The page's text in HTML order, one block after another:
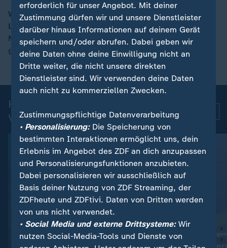
00:15
Wie die Spiele der Fußball-WM ausgehen, sollen
Lemuren im Neunkircher Zoo durch ihre
Nahrungsauswahl vorhersagen. Im Spiel Deutschland
gegen Curacao haben sie einen klaren Favoriten.
Kurznachrichten: Aktuelle
Videos
Vor Küste Siziliens :
Schiffswrack aus Römerzeit
60.000 neue
Leere Büros
erforderlich für unser Angebot. Mit deiner
Zustimmung dürfen wir und unsere Dienstleister
darüber hinaus Informationen auf deinem Gerät
speichern und/oder abrufen. Dabei geben wir
deine Daten ohne deine Einwilligung nicht an
Dritte weiter, die nicht unsere direkten
Dienstleister sind. Wir verwenden deine Daten
auch nicht zu kommerziellen Zwecken.
Zustimmungspflichtige Datenverarbeitung
• Personalisierung:Die Speicherung von
bestimmten Interaktionen ermöglicht uns, dein
Erlebnis im Angebot des ZDF an dich anzupassen
und Personalisierungsfunktionen anzubieten.
Dabei personalisieren wir ausschließlich auf
Basis deiner Nutzung von ZDF Streaming, der
ZDFheute und ZDFtivi. Daten von Dritten werden
von uns nicht verwendet.
• Social Media und externe Drittsysteme:Wir
nutzen Social-Media-Tools und Dienste von